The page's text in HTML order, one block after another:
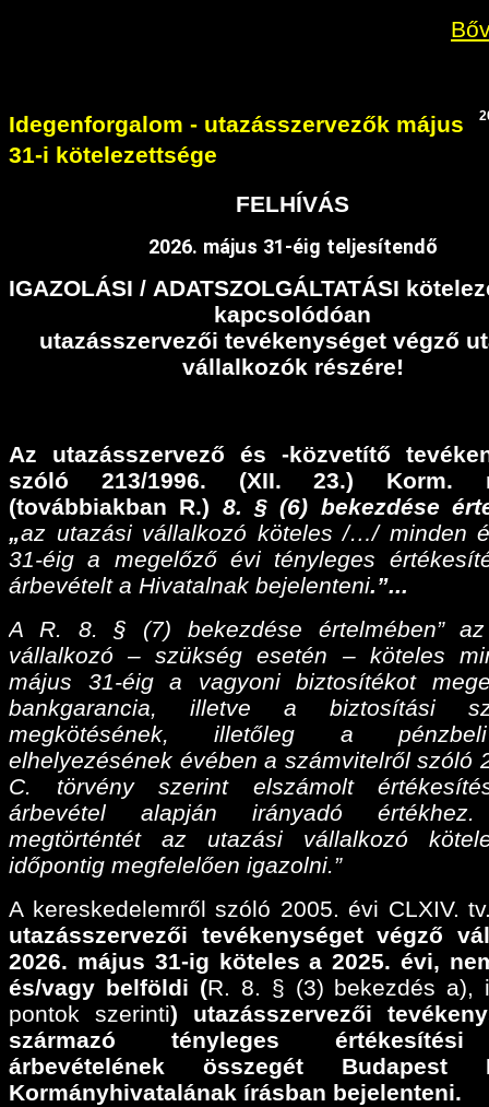
Idegenforgalom - utazásszervezők május
31-i kötelezettsége
FELHÍVÁS
2026. május 31-éig teljesítendő
IGAZOLÁSI / ADATSZOLGÁLTATÁSI
kapcsolódóan
utazásszervezői tevékenységet végző
vállalkozók részére!
Az utazásszervező és -közvetítő
szóló 213/1996. (XII. 23.) Korm.
(továbbiakban R.) 8. § (6) bekezdése
„az utazási vállalkozó köteles /…/ minden
31-éig a megelőző évi tényleges
árbevételt a Hivatalnak bejelenteni.”...
A R. 8. § (7) bekezdése értelmében”
vállalkozó – szükség esetén – köteles
május 31-éig a vagyoni biztosítékot
bankgarancia, illetve a biztosítási
megkötésének, illetőleg a
elhelyezésének évében a számvitelről szóló
C. törvény szerint elszámolt
árbevétel alapján irányadó
megtörténtét az utazási vállalkozó
időpontig megfelelően igazolni.”
A kereskedelemről szóló 2005. évi CLXIV.
utazásszervezői tevékenységet végző
2026. május 31-ig köteles a 2025. évi,
és/vagy belföldi (R. 8. § (3) bekezdés a),
pontok szerinti) utazásszervezői
származó tényleges
árbevételének összegét Budapest
Kormányhivatalának írásban bejelenteni.